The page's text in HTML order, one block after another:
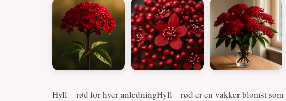
Hyll – rød for hver anledningHyll – rød er en vakker blomst